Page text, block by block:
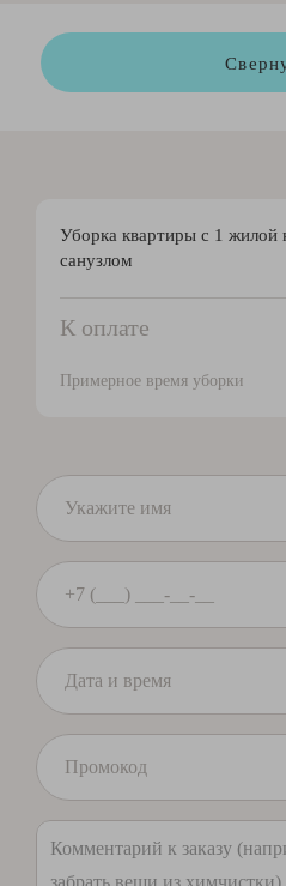
Уборка квартиры с 1 жилой
санузлом
К оплате
Примерное время уборки